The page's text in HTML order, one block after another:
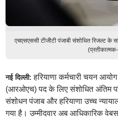
एचएसएससी टीजीटी पंजाबी संशोधित रिजल्ट के
नई दिल्ली:हरियाणा कर्मचारी चयन
(आरओएच) पद के लिए संशोधित अंतिम
संशोधन पंजाब और हरियाणा उच्च
गया है। उम्मीदवार अब आधिकारिक